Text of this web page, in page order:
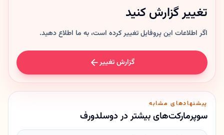
تغییر گزارش کنید
اگر اطلاعات این پروفایل تغییر کرده است، به ما اطلاع دهید.
گزارش تغییر
پیشنهادهای مشابه
سوپرمارکت‌های بیشتر در دوسلدورف